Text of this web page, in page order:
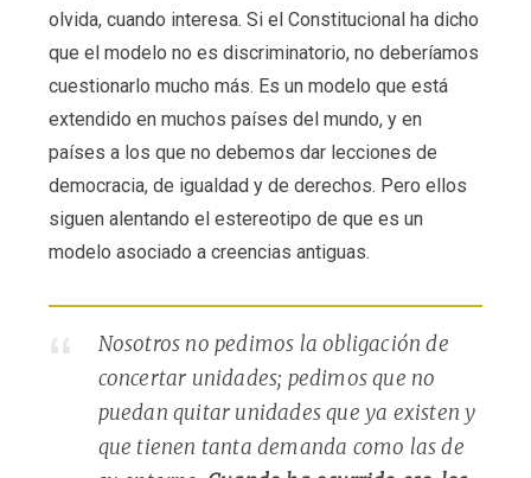
olvida, cuando interesa. Si el Constitucional ha dicho
que el modelo no es discriminatorio, no deberíamos
cuestionarlo mucho más. Es un modelo que está
extendido en muchos países del mundo, y en
países a los que no debemos dar lecciones de
democracia, de igualdad y de derechos. Pero ellos
siguen alentando el estereotipo de que es un
modelo asociado a creencias antiguas.
Nosotros no pedimos la obligación de
concertar unidades; pedimos que no
puedan quitar unidades que ya existen y
que tienen tanta demanda como las de